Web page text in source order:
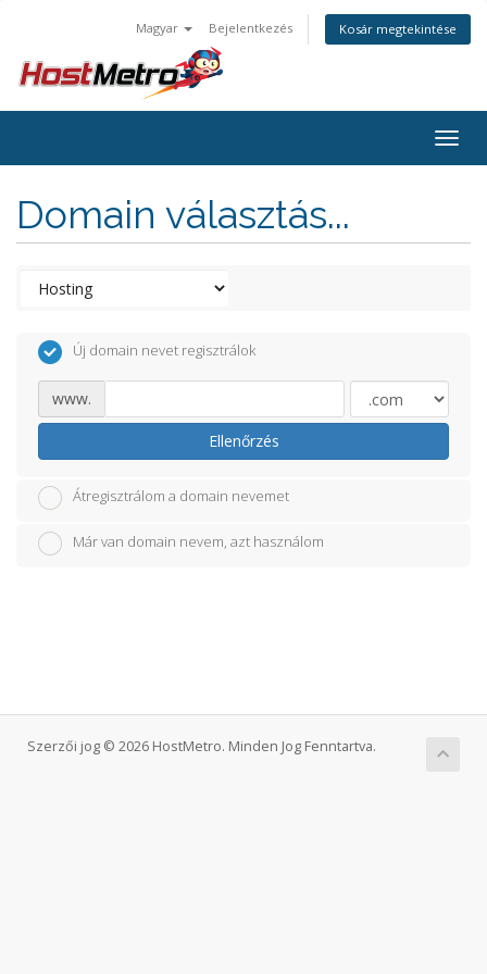
Magyar Bejelentkezés Kosár megtekintése
Domain választás...
Új domain nevet regisztrálok
www.
Ellenőrzés
Átregisztrálom a domain nevemet
Már van domain nevem, azt használom
Szerzői jog © 2026 HostMetro. Minden Jog Fenntartva.